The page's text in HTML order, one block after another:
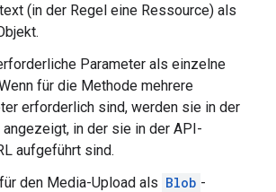
(in der Regel eine Ressource) als
Parameter als einzelne
für die Methode mehrere
erforderlich sind, werden sie in der
in der sie in der API-
aufgeführt sind.
den Media-Upload als Blob -